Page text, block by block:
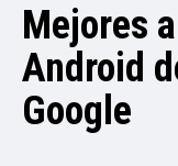
Mejores
Android
Google